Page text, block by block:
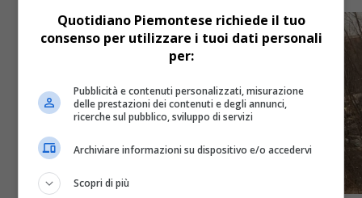
Quotidiano Piemontese richiede il tuo
consenso per utilizzare i tuoi dati personali
per:
Pubblicità e contenuti personalizzati, misurazione
delle prestazioni dei contenuti e degli annunci,
ricerche sul pubblico, sviluppo di servizi
Archiviare informazioni su dispositivo e/o accedervi
Scopri di più